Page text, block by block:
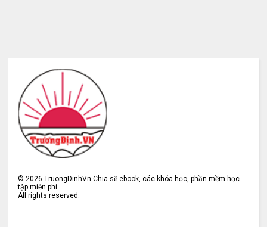
©2026 TruongDinhVn Chia sẽ ebook, các khóa học, phần mềm học
tập miễn phí
All rights reserved.